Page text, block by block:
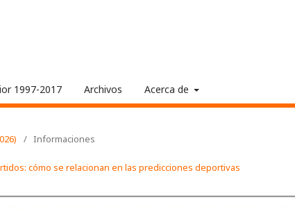
1997-2017 Archivos Acerca de
/ Informaciones
cómo se relacionan en las predicciones deportivas